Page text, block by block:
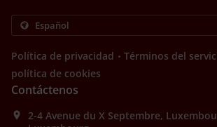
Política de privacidad . Términos del
política de cookies
Contáctenos
2-4 Avenue du X Septembre,